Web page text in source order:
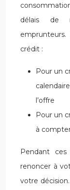
délais de
crédit :
Pour un
l’offre
Pour un
à
Pendant
renoncer à
votre